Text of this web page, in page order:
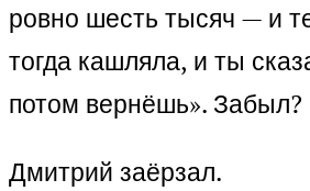
ровно шесть тысяч — и
тогда кашляла, и ты
потом вернёшь». Забыл?
Дмитрий заёрзал.